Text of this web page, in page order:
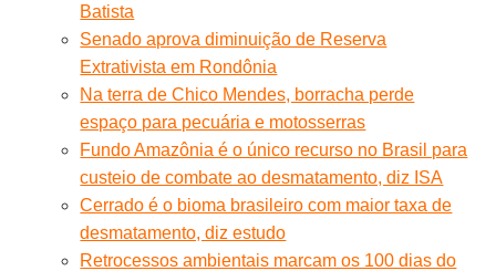
Batista
Senado aprova diminuição de Reserva
Extrativista em Rondônia
Na terra de Chico Mendes, borracha perde
espaço para pecuária e motosserras
Fundo Amazônia é o único recurso no Brasil para
custeio de combate ao desmatamento, diz ISA
Cerrado é o bioma brasileiro com maior taxa de
desmatamento, diz estudo
Retrocessos ambientais marcam os 100 dias do